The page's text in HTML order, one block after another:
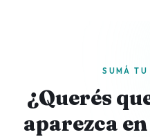
SUMÁ TU
¿Querés
aparezca en